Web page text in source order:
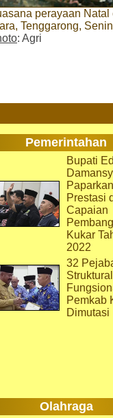
perayaan
Tenggarong,
: Agri
Pemerintahan
Bupati
Paparkan
Prestasi
Capaian
Kukar
2022
32
Pemkab
Dimutasi
Olahraga